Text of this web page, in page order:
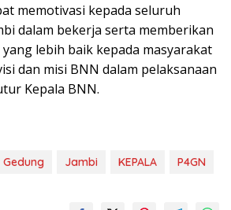
memotivasi kepada seluruh
dalam bekerja serta memberikan
lebih baik kepada masyarakat
dan misi BNN dalam pelaksanaan
Kepala BNN.
Gedung Jambi KEPALA P4GN